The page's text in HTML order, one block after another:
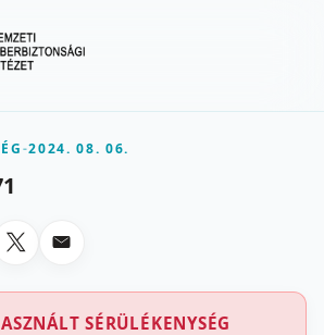
-2024. 08. 06.
Facebookon
LinkedInen
Megosztas X-en
Megosztas emailben
SÉRÜLÉKENYSÉG